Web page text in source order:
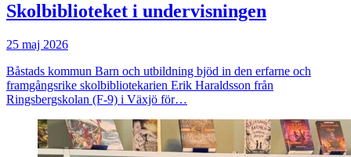
Skolbiblioteket i undervisningen
25 maj 2026
Båstads kommun Barn och utbildning bjöd in den erfarne och
framgångsrike skolbibliotekarien Erik Haraldsson från
Ringsbergskolan (F-9) i Växjö för…